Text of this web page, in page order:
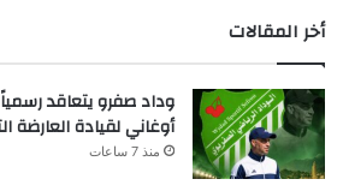
أخر المقالات
وداد صفرو يتعاقد
أوغاني لقيادة العارضة
منذ 7 ساعات